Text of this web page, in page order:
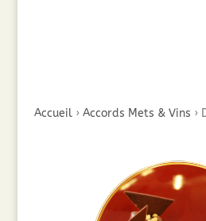
Accueil› Accords Mets & Vins ›